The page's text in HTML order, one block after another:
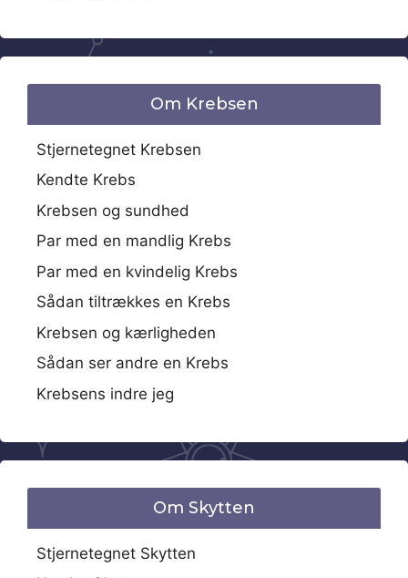
Om Krebsen
Stjernetegnet Krebsen
Kendte Krebs
Krebsen og sundhed
Par med en mandlig Krebs
Par med en kvindelig Krebs
Sådan tiltrækkes en Krebs
Krebsen og kærligheden
Sådan ser andre en Krebs
Krebsens indre jeg
Om Skytten
Stjernetegnet Skytten